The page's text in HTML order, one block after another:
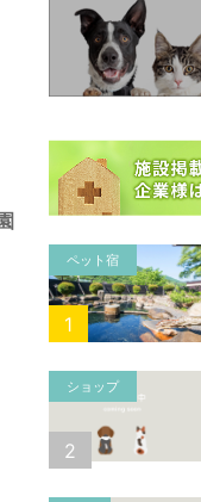
ペット宿
1
ショップ
2